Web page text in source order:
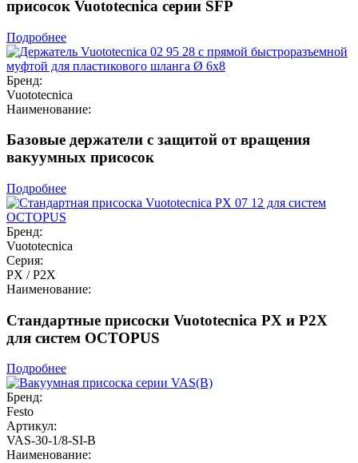
присосок Vuototecnica серии SFP
Подробнее
Бренд:
Vuototecnica
Наименование:
Базовые держатели с защитой от вращения
вакуумных присосок
Подробнее
Бренд:
Vuototecnica
Серия:
PX / P2X
Наименование:
Стандартные присоски Vuototecnica PX и P2X
для систем OCTOPUS
Подробнее
Бренд:
Festo
Артикул:
VAS-30-1/8-SI-B
Наименование: